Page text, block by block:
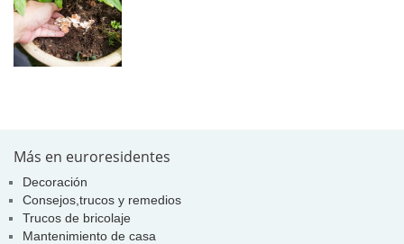
Más en euroresidentes
Decoración
Consejos,trucos y remedios
Trucos de bricolaje
Mantenimiento de casa